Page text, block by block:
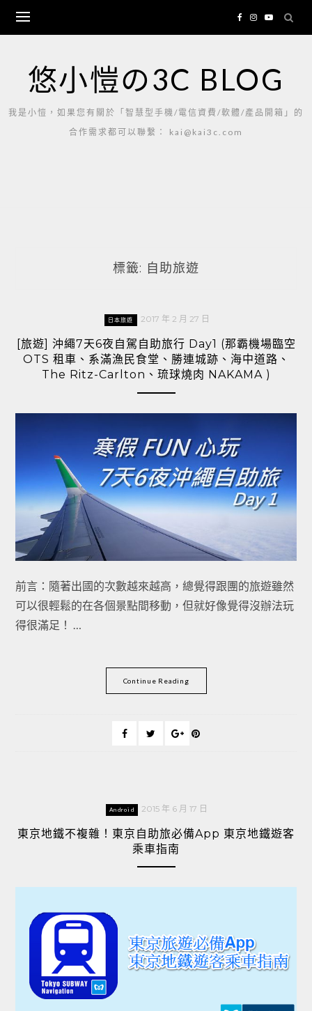
content
悠小愷の3C BLOG
我是小愷，如果您有關於「智慧型手機/電信資費/軟體/產品開箱」的
合作需求都可以聯繫： kai@kai3c.com
標籤: 自助旅遊
日本旅遊 2017 年 2 月 27 日
[旅遊] 沖繩7天6夜自駕自助旅行 Day1 (那霸機場臨空
OTS 租車、系滿漁民食堂、勝連城跡、海中道路、
The Ritz-Carlton、琉球燒肉 NAKAMA )
前言：隨著出國的次數越來越高，總覺得跟團的旅遊雖然
可以很輕鬆的在各個景點間移動，但就好像覺得沒辦法玩
得很滿足！ …
Continue Reading
Android 2015 年 6 月 17 日
東京地鐵不複雜！東京自助旅必備App 東京地鐵遊客
乘車指南